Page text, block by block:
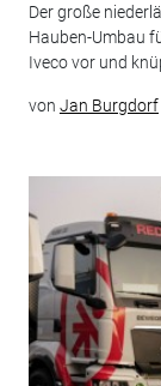
Der große
Hauben-Umbau
Iveco vor und
von Jan Burgdorf